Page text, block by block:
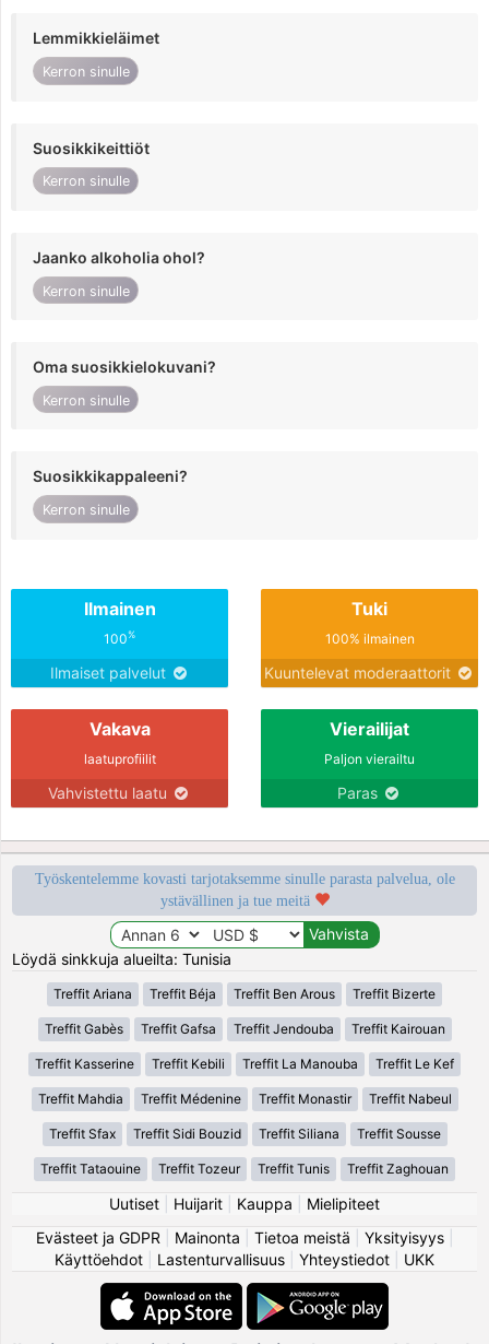
Lemmikkieläimet
Kerron sinulle
Suosikkikeittiöt
Kerron sinulle
Jaanko alkoholia ohol?
Kerron sinulle
Oma suosikkielokuvani?
Kerron sinulle
Suosikkikappaleeni?
Kerron sinulle
Ilmainen
100%
Ilmaiset palvelut
Tuki
100% ilmainen
Kuuntelevat moderaattorit
Vakava
laatuprofiilit
Vahvistettu laatu
Vierailijat
Paljon vierailtu
Paras
Työskentelemme kovasti tarjotaksemme sinulle parasta palvelua, ole
ystävällinen ja tue meitä
Löydä sinkkuja alueilta: Tunisia
Treffit Ariana Treffit Béja Treffit Ben Arous Treffit Bizerte
Treffit Gabès Treffit Gafsa Treffit Jendouba Treffit Kairouan
Treffit Kasserine Treffit Kebili Treffit La Manouba Treffit Le Kef
Treffit Mahdia Treffit Médenine Treffit Monastir Treffit Nabeul
Treffit Sfax Treffit Sidi Bouzid Treffit Siliana Treffit Sousse
Treffit Tataouine Treffit Tozeur Treffit Tunis Treffit Zaghouan
Uutiset Huijarit Kauppa
Mielipiteet
Evästeet ja GDPR
Mainonta Tietoa meistä Yksityisyys|
Käyttöehdot
Lastenturvallisuus Yhteystiedot UKK